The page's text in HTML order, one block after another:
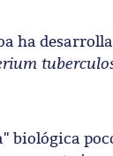
ha